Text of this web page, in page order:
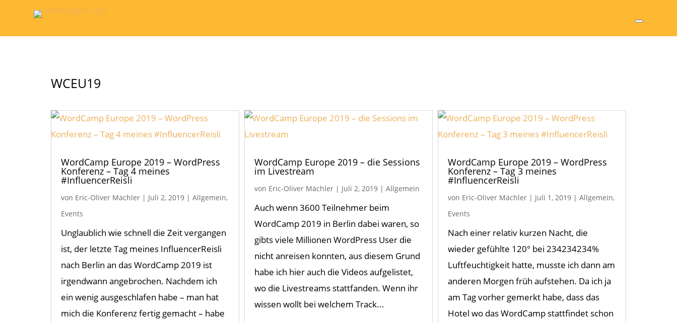
WCEU19
WordCamp Europe 2019 – WordPress
Konferenz – Tag 4 meines
#InfluencerReisli
von Eric-Oliver Mächler| Juli 2, 2019| Allgemein,
Events
Unglaublich wie schnell die Zeit vergangen
ist, der letzte Tag meines InfluencerReisli
nach Berlin an das WordCamp 2019 ist
irgendwann angebrochen. Nachdem ich
ein wenig ausgeschlafen habe – man hat
mich die Konferenz fertig gemacht – habe
WordCamp Europe 2019 – die Sessions
im Livestream
von Eric-Oliver Mächler| Juli 2, 2019| Allgemein
Auch wenn 3600 Teilnehmer beim
WordCamp 2019 in Berlin dabei waren, so
gibts viele Millionen WordPress User die
nicht anreisen konnten, aus diesem Grund
habe ich hier auch die Videos aufgelistet,
wo die Livestreams stattfanden. Wenn ihr
wissen wollt bei welchem Track...
WordCamp Europe 2019 – WordPress
Konferenz – Tag 3 meines
#InfluencerReisli
von Eric-Oliver Mächler | Juli 1, 2019 |Allgemein,
Events
Nach einer relativ kurzen Nacht, die
wieder gefühlte 120° bei 234234234%
Luftfeuchtigkeit hatte, musste ich dann am
anderen Morgen früh aufstehen. Da ich ja
am Tag vorher gemerkt habe, dass das
Hotel wo das WordCamp stattfindet schon